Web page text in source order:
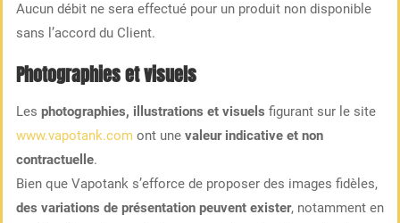
Aucun débit ne sera effectué pour un produit non disponible
sans l’accord du Client.
Photographies et visuels
Les photographies, illustrations et visuels figurant sur le site
www.vapotank.com ont une valeur indicative et non
contractuelle.
Bien que Vapotank s’efforce de proposer des images fidèles,
des variations de présentation peuvent exister, notamment en